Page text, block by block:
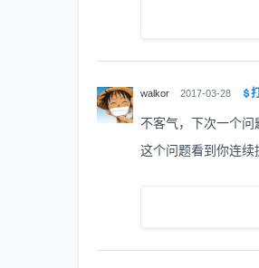
walkor 2017-03-28
不客气，下次一个问
这个问题看到你连续